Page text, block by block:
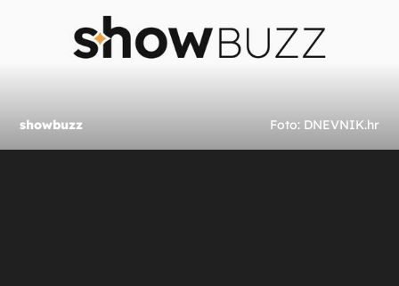
showbuzz Foto: DNEVNIK.hr